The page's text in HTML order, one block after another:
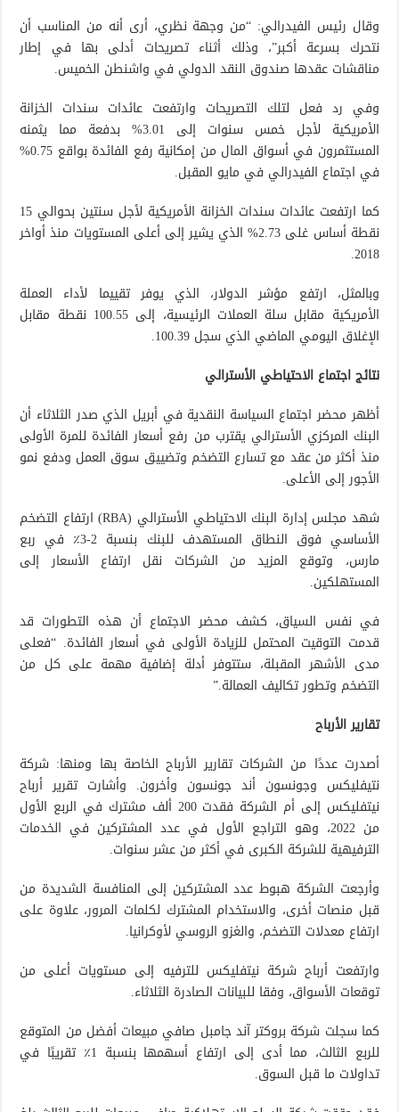
وقال رئيس الفيدرالي: “من وجهة نظري، أرى أنه من المناسب أن
نتحرك بسرعة أكبر”، وذلك أثناء تصريحات أدلى بها في إطار
مناقشات عقدها صندوق النقد الدولي في واشنطن الخميس.
وفي رد فعل لتلك التصريحات وارتفعت عائدات سندات الخزانة
الأمريكية لأجل خمس سنوات إلى 3.01% بدفعة مما يثمنه
المستثمرون في أسواق المال من إمكانية رفع الفائدة بواقع 0.75%
في اجتماع الفيدرالي في مايو المقبل.
كما ارتفعت عائدات سندات الخزانة الأمريكية لأجل سنتين بحوالي 15
نقطة أساس غلى 2.73% الذي يشير إلى أعلى المستويات منذ أواخر
2018.
وبالمثل، ارتفع مؤشر الدولار، الذي يوفر تقييما لأداء العملة
الأمريكية مقابل سلة العملات الرئيسية، إلى 100.55 نقطة مقابل
الإغلاق اليومي الماضي الذي سجل 100.39.
نتائج اجتماع الاحتياطي الأسترالي
أظهر محضر اجتماع السياسة النقدية في أبريل الذي صدر الثلاثاء أن
البنك المركزي الأسترالي يقترب من رفع أسعار الفائدة للمرة الأولى
منذ أكثر من عقد مع تسارع التضخم وتضييق سوق العمل ودفع نمو
الأجور إلى الأعلى.
شهد مجلس إدارة البنك الاحتياطي الأسترالي (RBA) ارتفاع التضخم
الأساسي فوق النطاق المستهدف للبنك بنسبة 2-3٪ في ربع
مارس، وتوقع المزيد من الشركات نقل ارتفاع الأسعار إلى
المستهلكين.
في نفس السياق، كشف محضر الاجتماع أن هذه التطورات قد
قدمت التوقيت المحتمل للزيادة الأولى في أسعار الفائدة. “فعلى
مدى الأشهر المقبلة، ستتوفر أدلة إضافية مهمة على كل من
التضخم وتطور تكاليف العمالة.”
تقارير الأرباح
أصدرت عددًا من الشركات تقارير الأرباح الخاصة بها ومنها: شركة
نتيفليكس وجونسون أند جونسون وأخرون. وأشارت تقرير أرباح
نيتفليكس إلى أم الشركة فقدت 200 ألف مشترك في الربع الأول
من 2022، وهو التراجع الأول في عدد المشتركين في الخدمات
الترفيهية للشركة الكبرى في أكثر من عشر سنوات.
وأرجعت الشركة هبوط عدد المشتركين إلى المنافسة الشديدة من
قبل منصات أخرى، والاستخدام المشترك لكلمات المرور، علاوة على
ارتفاع معدلات التضخم، والغزو الروسي لأوكرانيا.
وارتفعت أرباح شركة نيتفليكس للترفيه إلى مستويات أعلى من
توقعات الأسواق، وفقا للبيانات الصادرة الثلاثاء.
كما سجلت شركة بروكتر آند جامبل صافي مبيعات أفضل من المتوقع
للربع الثالث، مما أدى إلى ارتفاع أسهمها بنسبة 1٪ تقريبًا في
تداولات ما قبل السوق.